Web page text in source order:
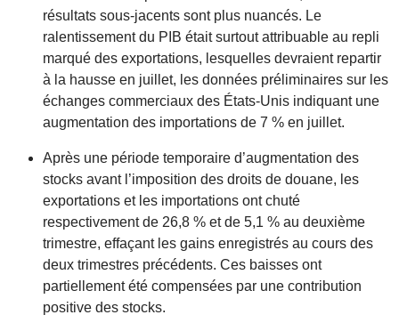
résultats sous-jacents sont plus nuancés. Le
ralentissement du PIB était surtout attribuable au repli
marqué des exportations, lesquelles devraient repartir
à la hausse en juillet, les données préliminaires sur les
échanges commerciaux des États-Unis indiquant une
augmentation des importations de 7 % en juillet.
Après une période temporaire d’augmentation des
stocks avant l’imposition des droits de douane, les
exportations et les importations ont chuté
respectivement de 26,8 % et de 5,1 % au deuxième
trimestre, effaçant les gains enregistrés au cours des
deux trimestres précédents. Ces baisses ont
partiellement été compensées par une contribution
positive des stocks.